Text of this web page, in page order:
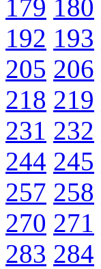
179 180
192 193
205 206
218 219
231 232
244 245
257 258
270 271
283 284